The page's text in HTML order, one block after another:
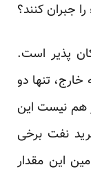
جبران کنند؟
پذیر است.
تنها دو
هم نیست این
نفت برخی
این مقدار